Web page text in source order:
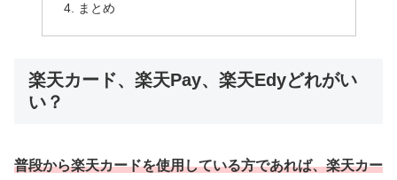
まとめ
楽天カード、楽天Pay、楽天Edyどれがい
い？
普段から楽天カードを使用している方であれば、楽天カー